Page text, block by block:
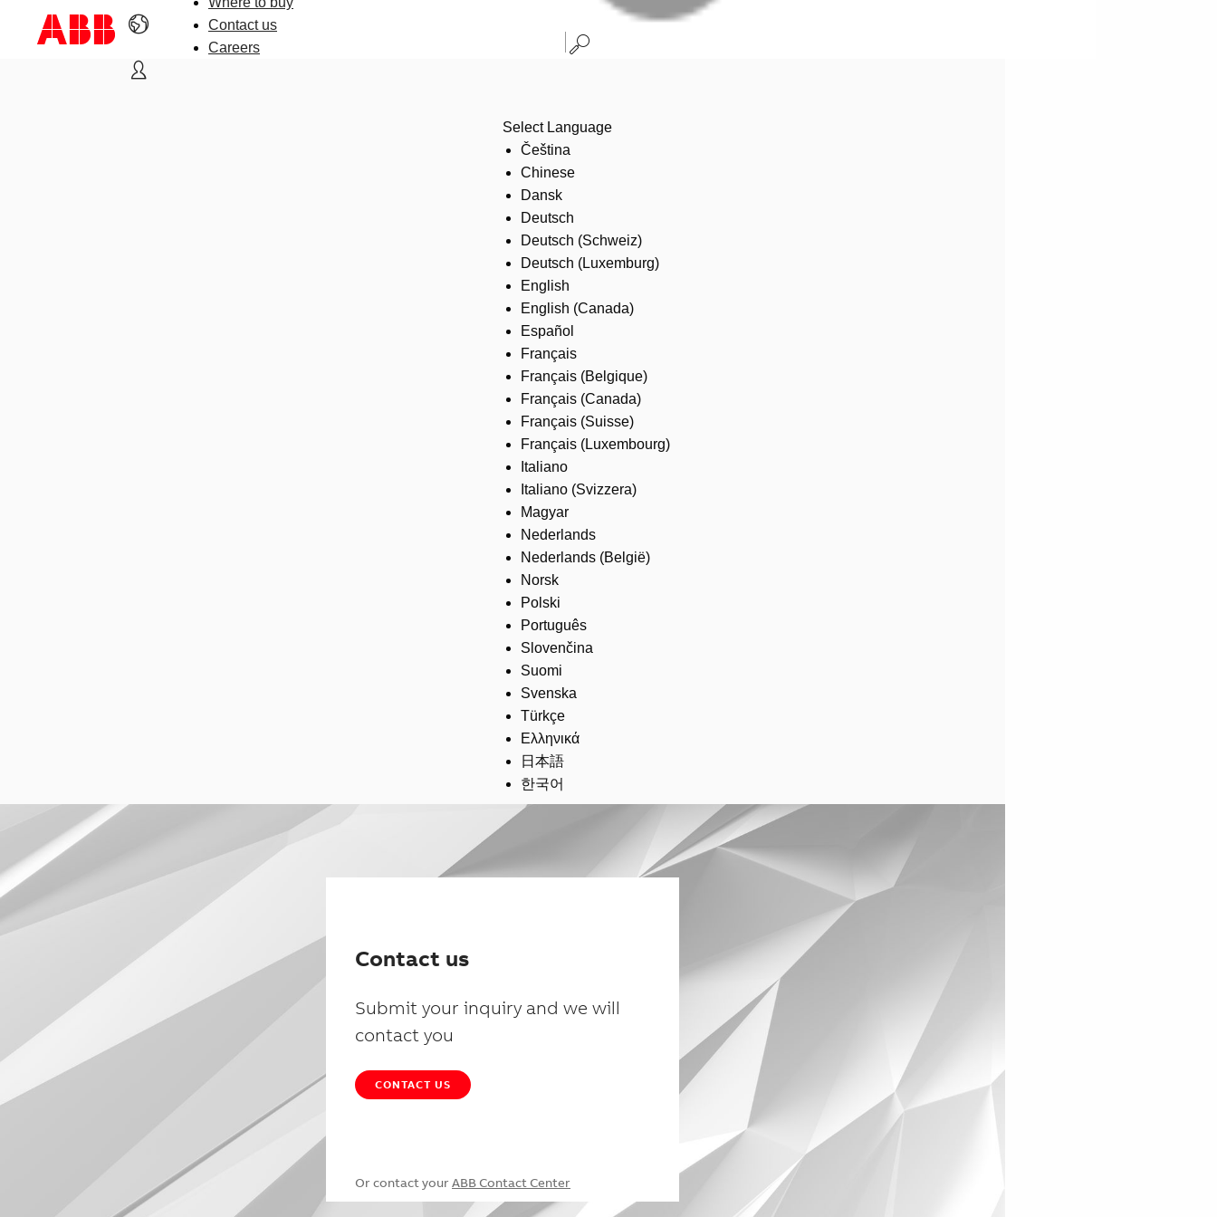
Contact us
Careers
Select Language
Čeština
Chinese
Dansk
Deutsch
Deutsch (Schweiz)
Deutsch (Luxemburg)
English
English (Canada)
Español
Français
Français (Belgique)
Français (Canada)
Français (Suisse)
Français (Luxembourg)
Italiano
Italiano (Svizzera)
Magyar
Nederlands
Nederlands (België)
Norsk
Polski
Português
Slovenčina
Suomi
Svenska
Türkçe
Ελληνικά
日本語
한국어
Contact us
Submit your inquiry and we will
contact you
CONTACT US
Or contact your ABB Contact Center